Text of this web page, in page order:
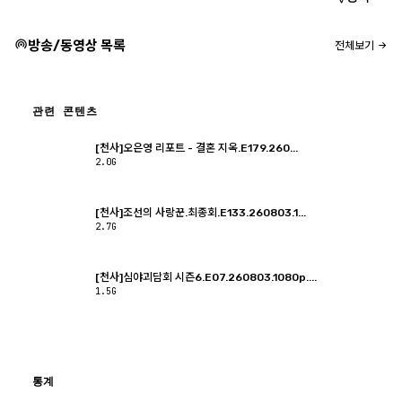
방송/동영상 목록 전체보기
관련 콘텐츠
[천사]오은영 리포트 - 결혼 지옥.E179.260...
2.0G
[천사]조선의 사랑꾼.최종회.E133.260803.1...
2.7G
[천사]심야괴담회 시즌6.E07.260803.1080p....
1.5G
통계